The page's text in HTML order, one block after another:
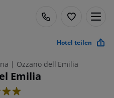
Hotel teilen
| Ozzano dell'Emilia
Emilia